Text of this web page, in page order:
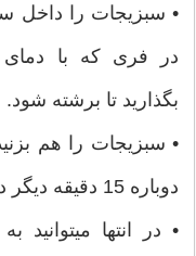
بگذارید تا برشته شود.
• سبزیجات را هم
دوباره 15 دقیقه دیگر در فر قرار دهید.
• در انتها میتوانید